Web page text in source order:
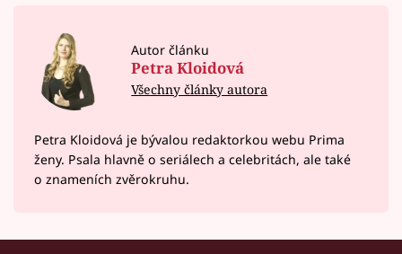
Autor článku
Petra Kloidová
Všechny články autora
Petra Kloidová je bývalou redaktorkou webu Prima
ženy. Psala hlavně o seriálech a celebritách, ale také
o znameních zvěrokruhu.